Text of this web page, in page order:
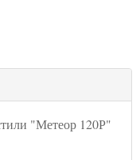
"Метеор 120Р"